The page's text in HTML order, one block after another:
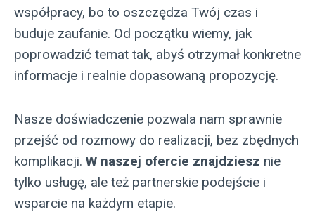
współpracy, bo to oszczędza Twój czas i
buduje zaufanie. Od początku wiemy, jak
poprowadzić temat tak, abyś otrzymał konkretne
informacje i realnie dopasowaną propozycję.
Nasze doświadczenie pozwala nam sprawnie
przejść od rozmowy do realizacji, bez zbędnych
komplikacji. W naszej ofercie znajdziesz nie
tylko usługę, ale też partnerskie podejście i
wsparcie na każdym etapie.